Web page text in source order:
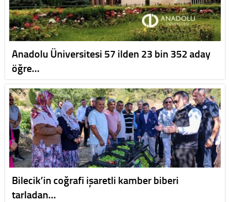
Anadolu Üniversitesi 57 ilden 23 bin 352 aday
öğre…
Bilecik’in coğrafi işaretli kamber biberi
tarladan…